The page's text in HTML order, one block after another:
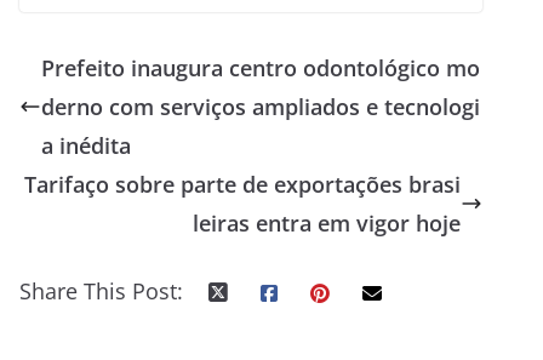
Prefeito inaugura centro odontológico mo
derno com serviços ampliados e tecnologi
a inédita
Tarifaço sobre parte de exportações brasi
leiras entra em vigor hoje
Share This Post: